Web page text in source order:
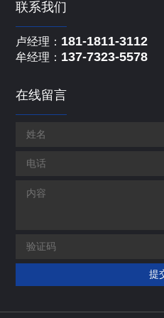
联系我们
卢经理： 181-1811-3112
牟经理： 137-7323-5578
在线留言